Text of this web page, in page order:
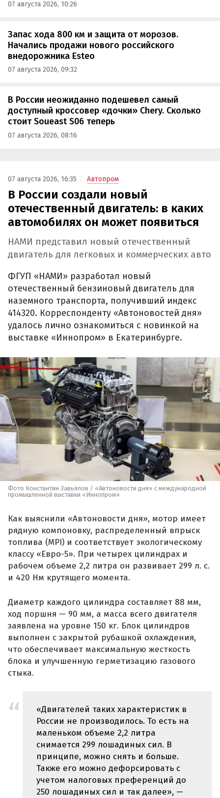
07 августа 2026, 10:26
Запас хода 800 км и защита от морозов.
Начались продажи нового российского
внедорожника Esteo
07 августа 2026, 09:32
В России неожиданно подешевел самый
доступный кроссовер «дочки» Chery. Сколько
стоит Soueast S06 теперь
07 августа 2026, 08:16
07 августа 2026, 16:35 Автопром
В России создали новый
отечественный двигатель: в каких
автомобилях он может появиться
НАМИ представил новый отечественный
двигатель для легковых и коммерческих авто
ФГУП «НАМИ» разработал новый
отечественный бензиновый двигатель для
наземного транспорта, получивший индекс
414320. Корреспонденту «Автоновостей дня»
удалось лично ознакомиться с новинкой на
выставке «Иннопром» в Екатеринбурге.
Фото Константин Завьялов / «Автоновости дня» с международной
промышленной выставки «Иннопром»
Как выяснили «Автоновости дня», мотор имеет
рядную компоновку, распределенный впрыск
топлива (MPI) и соответствует экологическому
классу «Евро-5». При четырех цилиндрах и
рабочем объеме 2,2 литра он развивает 299 л. с.
и 420 Нм крутящего момента.
Диаметр каждого цилиндра составляет 88 мм,
ход поршня — 90 мм, а масса всего двигателя
заявлена на уровне 150 кг. Блок цилиндров
выполнен с закрытой рубашкой охлаждения,
что обеспечивает максимальную жесткость
блока и улучшенную герметизацию газового
стыка.
«Двигателей таких характеристик в
России не производилось. То есть на
маленьком объеме 2,2 литра
снимается 299 лошадиных сил. В
принципе, можно снять и больше.
Также его можно дефорсировать с
учетом налоговых преференций до
250 лошадиных сил и так далее», —